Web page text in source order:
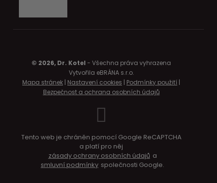
© 2026, Dr. Kotel - Všechna práva vyhrazena
Vytvořila eBRÁNA s.r.o.
Mapa stránek | Nastavení cookies | Podmínky použití |
Bezpečnost a ochrana osobních údajů
Tento web je chráněn pomocí Google ReCAPTCHA
a platí pro něj
zásady ochrany osobních údajů a
smluvní podmínky společnosti Google.